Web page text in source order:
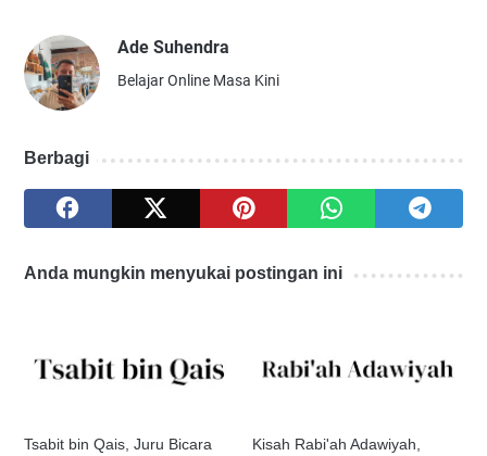
Ade Suhendra
Belajar Online Masa Kini
Berbagi
Anda mungkin menyukai postingan ini
Tsabit bin Qais, Juru Bicara
Kisah Rabi'ah Adawiyah,